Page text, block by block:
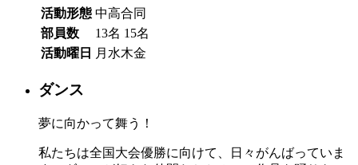
活動形態 中高合同
部員数
13名 15名
活動曜日
月水木金
ダンス
夢に向かって舞う！
私たちは全国大会優勝に向けて、日々がんばっていま